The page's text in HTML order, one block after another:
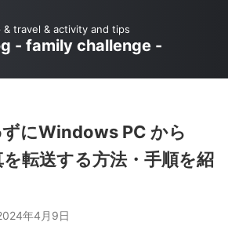
& travel & activity and tips
- family challenge -
にWindows PC から
転送する方法・手順を紹
年4月9日